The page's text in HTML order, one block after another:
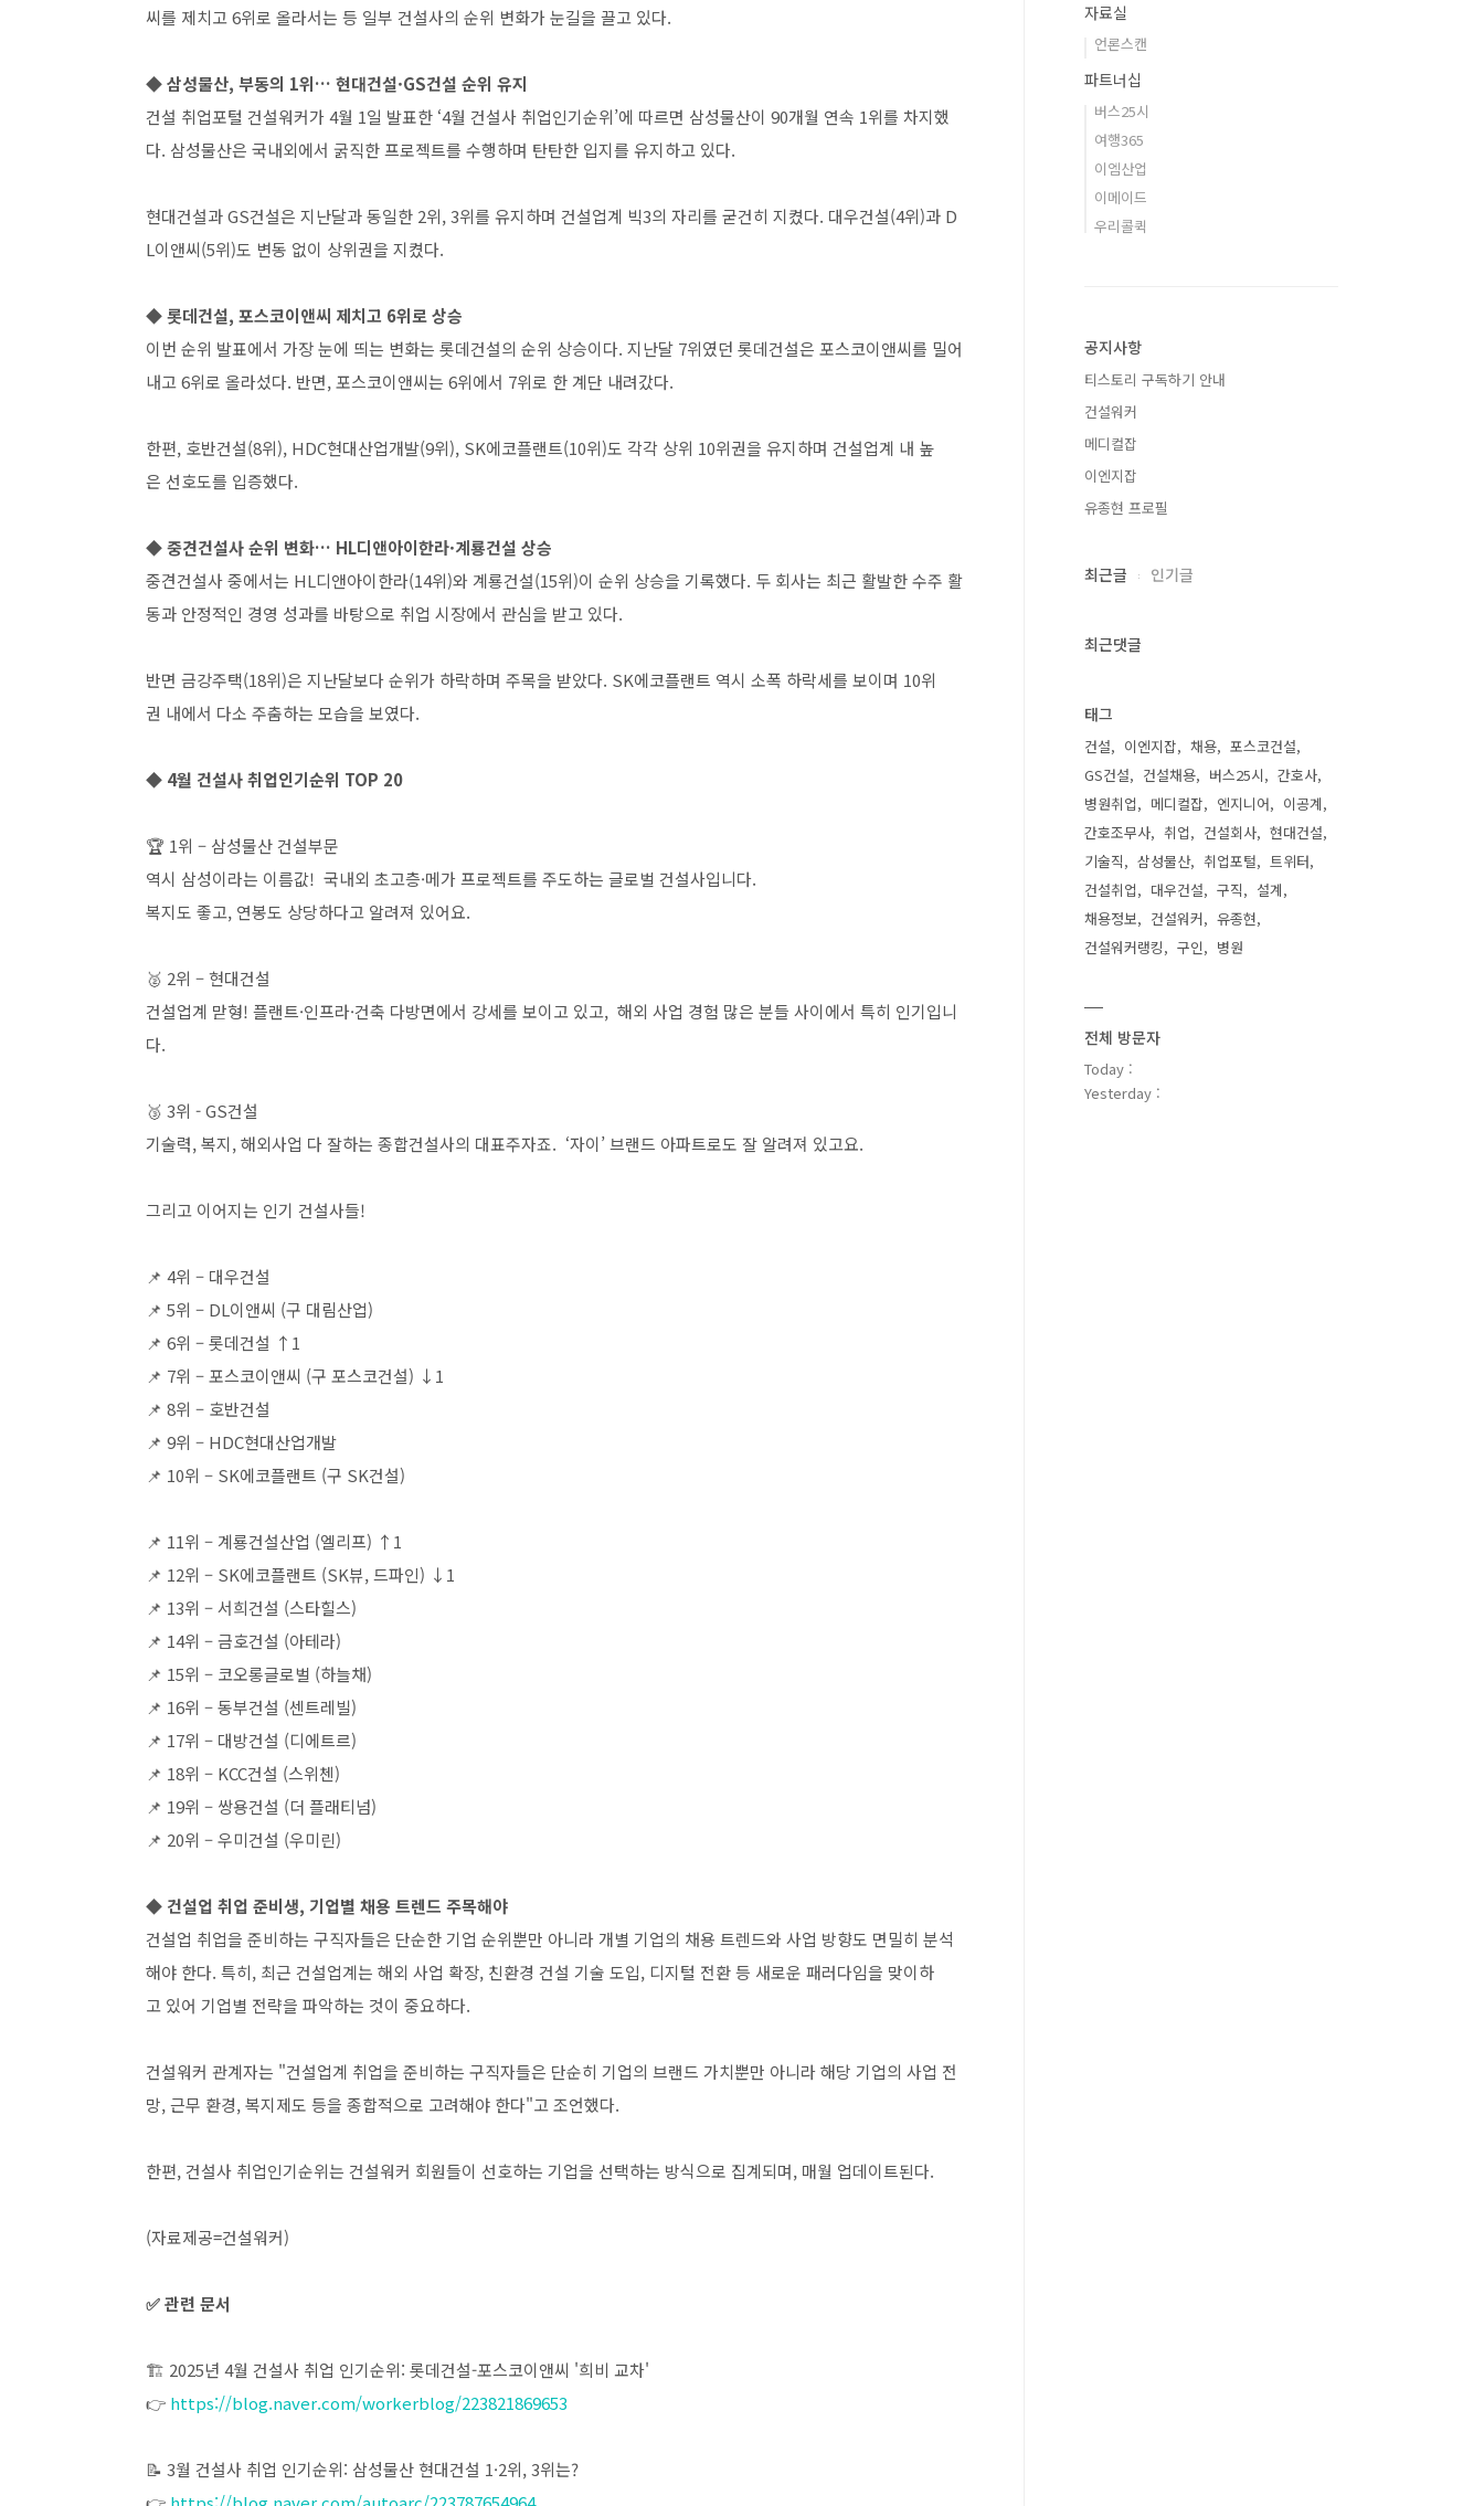
씨를 제치고 6위로 올라서는 등 일부 건설사의 순위 변화가 눈길을 끌고 있다.
◆ 삼성물산, 부동의 1위… 현대건설·GS건설 순위 유지
건설 취업포털 건설워커가 4월 1일 발표한 ‘4월 건설사 취업인기순위’에 따르면 삼성물산이 90개월 연속 1위를 차지했
다. 삼성물산은 국내외에서 굵직한 프로젝트를 수행하며 탄탄한 입지를 유지하고 있다.
현대건설과 GS건설은 지난달과 동일한 2위, 3위를 유지하며 건설업계 빅3의 자리를 굳건히 지켰다. 대우건설(4위)과 D
L이앤씨(5위)도 변동 없이 상위권을 지켰다.
◆ 롯데건설, 포스코이앤씨 제치고 6위로 상승
이번 순위 발표에서 가장 눈에 띄는 변화는 롯데건설의 순위 상승이다. 지난달 7위였던 롯데건설은 포스코이앤씨를 밀어
내고 6위로 올라섰다. 반면, 포스코이앤씨는 6위에서 7위로 한 계단 내려갔다.
한편, 호반건설(8위), HDC현대산업개발(9위), SK에코플랜트(10위)도 각각 상위 10위권을 유지하며 건설업계 내 높
은 선호도를 입증했다.
◆ 중견건설사 순위 변화… HL디앤아이한라·계룡건설 상승
중견건설사 중에서는 HL디앤아이한라(14위)와 계룡건설(15위)이 순위 상승을 기록했다. 두 회사는 최근 활발한 수주 활
동과 안정적인 경영 성과를 바탕으로 취업 시장에서 관심을 받고 있다.
반면 금강주택(18위)은 지난달보다 순위가 하락하며 주목을 받았다. SK에코플랜트 역시 소폭 하락세를 보이며 10위
권 내에서 다소 주춤하는 모습을 보였다.
◆ 4월 건설사 취업인기순위 TOP 20
🏆 1위 – 삼성물산 건설부문
역시 삼성이라는 이름값! 국내외 초고층·메가 프로젝트를 주도하는 글로벌 건설사입니다.
복지도 좋고, 연봉도 상당하다고 알려져 있어요.
🥈 2위 – 현대건설
건설업계 맏형! 플랜트·인프라·건축 다방면에서 강세를 보이고 있고, 해외 사업 경험 많은 분들 사이에서 특히 인기입니
다.
🥉 3위 - GS건설
기술력, 복지, 해외사업 다 잘하는 종합건설사의 대표주자죠. ‘자이’ 브랜드 아파트로도 잘 알려져 있고요.
그리고 이어지는 인기 건설사들!
📌 4위 – 대우건설
📌 5위 – DL이앤씨 (구 대림산업)
📌 6위 – 롯데건설 ↑1
📌 7위 – 포스코이앤씨 (구 포스코건설) ↓1
📌 8위 – 호반건설
📌 9위 – HDC현대산업개발
📌 10위 – SK에코플랜트 (구 SK건설)
📌 11위 – 계룡건설산업 (엘리프) ↑1
📌 12위 – SK에코플랜트 (SK뷰, 드파인) ↓1
📌 13위 – 서희건설 (스타힐스)
📌 14위 – 금호건설 (아테라)
📌 15위 – 코오롱글로벌 (하늘채)
📌 16위 – 동부건설 (센트레빌)
📌 17위 – 대방건설 (디에트르)
📌 18위 – KCC건설 (스위첸)
📌 19위 – 쌍용건설 (더 플래티넘)
📌 20위 – 우미건설 (우미린)
◆ 건설업 취업 준비생, 기업별 채용 트렌드 주목해야
건설업 취업을 준비하는 구직자들은 단순한 기업 순위뿐만 아니라 개별 기업의 채용 트렌드와 사업 방향도 면밀히 분석
해야 한다. 특히, 최근 건설업계는 해외 사업 확장, 친환경 건설 기술 도입, 디지털 전환 등 새로운 패러다임을 맞이하
고 있어 기업별 전략을 파악하는 것이 중요하다.
건설워커 관계자는 "건설업계 취업을 준비하는 구직자들은 단순히 기업의 브랜드 가치뿐만 아니라 해당 기업의 사업 전
망, 근무 환경, 복지제도 등을 종합적으로 고려해야 한다"고 조언했다.
한편, 건설사 취업인기순위는 건설워커 회원들이 선호하는 기업을 선택하는 방식으로 집계되며, 매월 업데이트된다.
(자료제공=건설워커)
✅ 관련 문서
🏗️ 2025년 4월 건설사 취업 인기순위: 롯데건설-포스코이앤씨 '희비 교차'
👉 https://blog.naver.com/workerblog/223821869653
📝 3월 건설사 취업 인기순위: 삼성물산 현대건설 1·2위, 3위는?
자료실
언론스캔
파트너십
버스25시
여행365
이엠산업
이메이드
우리콜퀵
공지사항
티스토리 구독하기 안내
건설워커
메디컬잡
이엔지잡
유종현 프로필
최근글 인기글
최근댓글
태그
건설 이엔지잡 채용
포스코건설
GS건설
건설채용 버스25시
간호사
병원취업
메디컬잡 엔지니어
이공계
간호조무사
취업 건설회사
현대건설
기술직
삼성물산 취업포털
트위터
건설취업
대우건설 구직
설계
채용정보
건설워커
유종현
건설워커랭킹
구인 병원
전체 방문자
Today :
Yesterday :